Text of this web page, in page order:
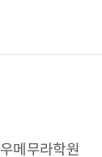
우메무라학원